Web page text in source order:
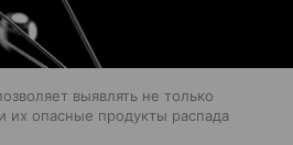
выявлять не только
их опасные продукты распада